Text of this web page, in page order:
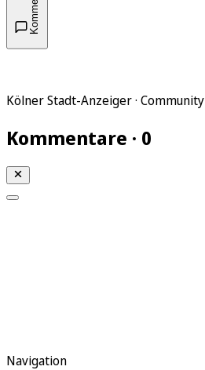
Kölner Stadt-Anzeiger · Community
Kommentare · 0
Navigation